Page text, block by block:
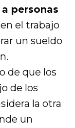
personas
el trabajo
un sueldo
de que los
de los
la otra
un